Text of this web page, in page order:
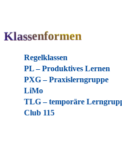
Klassenformen
Regelklassen
PL – Produktives Lernen
PXG – Praxislerngruppe
LiMo
TLG – temporäre
Club 115